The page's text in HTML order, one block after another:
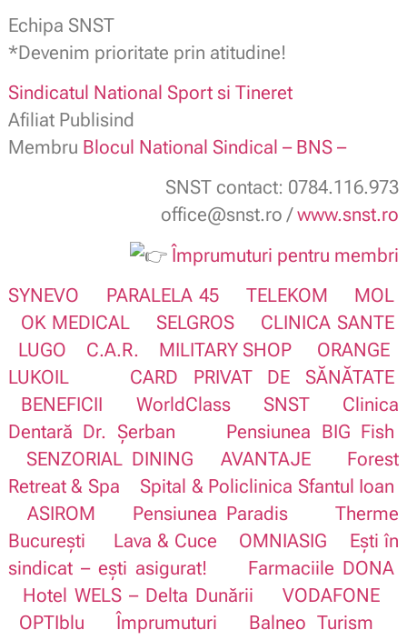
Echipa SNST
*Devenim prioritate prin atitudine!
Sindicatul National Sport si Tineret
Afiliat Publisind
Membru Blocul National Sindical – BNS –
SNST contact: 0784.116.973
office@snst.ro /www.snst.ro
Împrumuturi pentru membri
SYNEVO
PARALELA 45 TELEKOM
MOL
OK MEDICAL
SELGROS
CLINICA SANTE
LUGO
C.A.R. MILITARY SHOP
ORANGE
LUKOIL
CARD PRIVAT DE SĂNĂTATE
BENEFICII
WorldClass SNST
Clinica
Dentară Dr. Șerban
Pensiunea BIG Fish
SENZORIAL DINING
AVANTAJE
Forest
Retreat & Spa
Spital & Policlinica Sfantul Ioan
ASIROM
Pensiunea Paradis
Therme
București
Lava & Cuce OMNIASIG
Ești în
sindicat – ești asigurat!
Farmaciile DONA
Hotel WELS – Delta Dunării
VODAFONE
OPTIblu
Împrumuturi
Balneo Turism